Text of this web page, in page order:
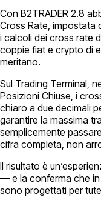
Con B2TRADER 2.8
Cross Rate, impostata
i calcoli dei cross rate
coppie fiat e crypto di
meritano.
Sul Trading Terminal,
Posizioni Chiuse, i
chiaro a due decimali
garantire la massima
semplicemente
cifra completa, non
Il risultato è
— e la conferma che in
sono progettati per